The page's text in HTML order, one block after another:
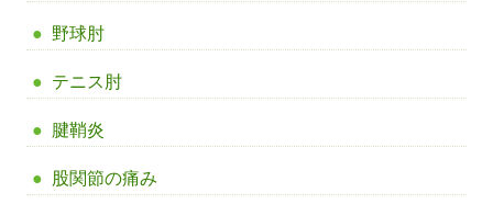
野球肘
テニス肘
腱鞘炎
股関節の痛み